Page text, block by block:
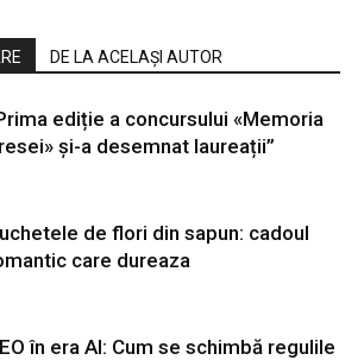
DE LA ACELAȘI AUTOR
ediție a concursului «Memoria
și-a desemnat laureații”
de flori din sapun: cadoul
care dureaza
în era AI: Cum se schimbă regulile